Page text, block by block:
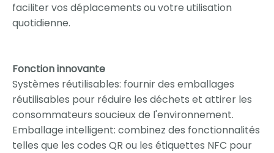
faciliter vos déplacements ou votre utilisation
quotidienne.
Fonction innovante
Systèmes réutilisables: fournir des emballages
réutilisables pour réduire les déchets et attirer les
consommateurs soucieux de l'environnement.
Emballage intelligent: combinez des fonctionnalités
telles que les codes QR ou les étiquettes NFC pour